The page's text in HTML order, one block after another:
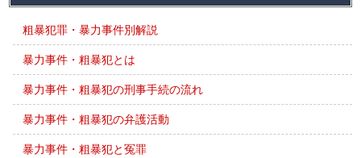
粗暴犯罪・暴力事件別解説
暴力事件・粗暴犯とは
暴力事件・粗暴犯の刑事手続の流れ
暴力事件・粗暴犯の弁護活動
暴力事件・粗暴犯と冤罪